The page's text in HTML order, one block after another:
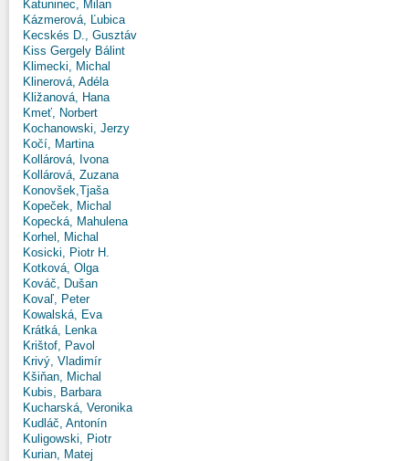
Katuninec, Milan
Kázmerová, Ľubica
Kecskés D., Gusztáv
Kiss Gergely Bálint
Klimecki, Michal
Klinerová, Adéla
Kližanová, Hana
Kmeť, Norbert
Kochanowski, Jerzy
Kočí, Martina
Kollárová, Ivona
Kollárová, Zuzana
Konovšek,Tjaša
Kopeček, Michal
Kopecká, Mahulena
Korhel, Michal
Kosicki, Piotr H.
Kotková, Olga
Kováč, Dušan
Kovaľ, Peter
Kowalská, Eva
Krátká, Lenka
Krištof, Pavol
Krivý, Vladimír
Kšiňan, Michal
Kubis, Barbara
Kucharská, Veronika
Kudláč, Antonín
Kuligowski, Piotr
Kurian, Matej